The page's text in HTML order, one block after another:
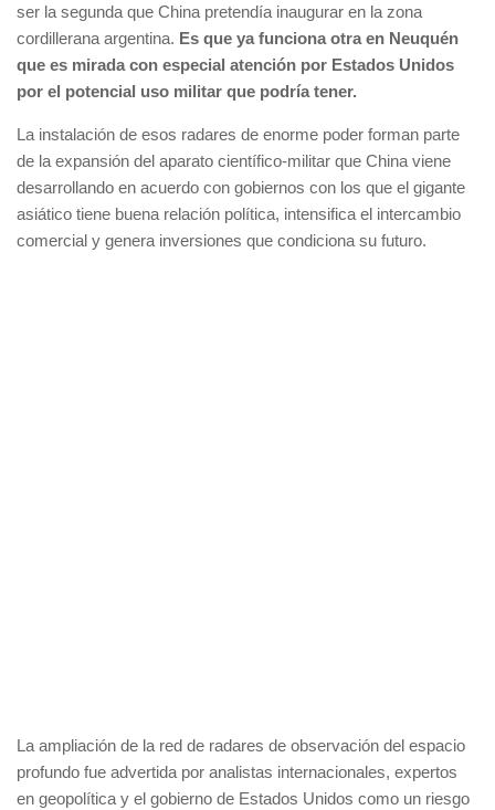
ser la segunda que China pretendía inaugurar en la zona
cordillerana argentina. Es que ya funciona otra en Neuquén
que es mirada con especial atención por Estados Unidos
por el potencial uso militar que podría tener.
La instalación de esos radares de enorme poder forman parte
de la expansión del aparato científico-militar que China viene
desarrollando en acuerdo con gobiernos con los que el gigante
asiático tiene buena relación política, intensifica el intercambio
comercial y genera inversiones que condiciona su futuro.
La ampliación de la red de radares de observación del espacio
profundo fue advertida por analistas internacionales, expertos
en geopolítica y el gobierno de Estados Unidos como un riesgo